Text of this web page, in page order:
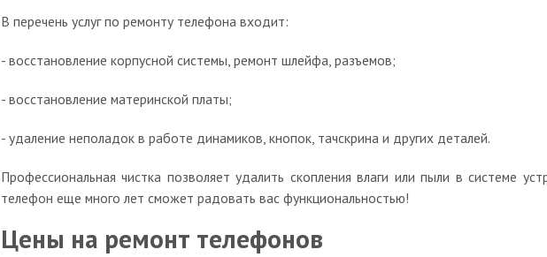
В перечень услуг по ремонту телефона входит:
- восстановление корпусной системы, ремонт шлейфа, разъемов;
- восстановление материнской платы;
- удаление неполадок в работе динамиков, кнопок, тачскрина и других деталей.
Профессиональная чистка позволяет удалить скопления влаги или пыли в системе
телефон еще много лет сможет радовать вас функциональностью!
Цены на ремонт телефонов